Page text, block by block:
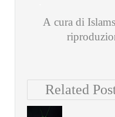
A cura di
Related